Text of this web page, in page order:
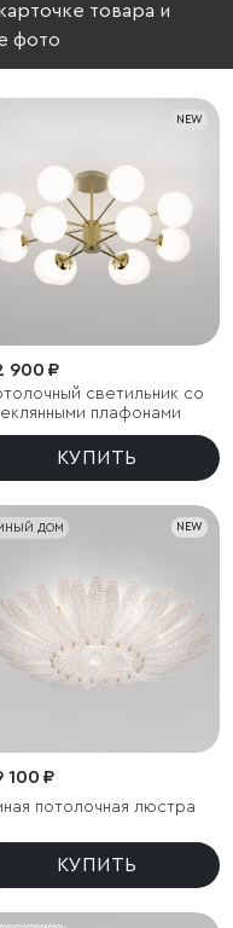
товара и
фото
NEW
900 ₽
светильник со
плафонами
КУПИТЬ
ДОМ NEW
100 ₽
потолочная люстра
КУПИТЬ